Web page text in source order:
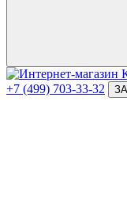
+7 (499) 703-33-32